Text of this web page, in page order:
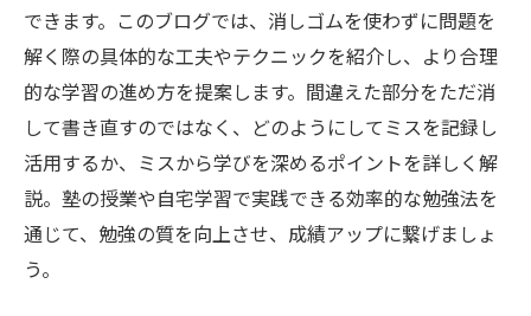
できます。このブログでは、消しゴムを使わずに問題を
解く際の具体的な工夫やテクニックを紹介し、より合理
的な学習の進め方を提案します。間違えた部分をただ消
して書き直すのではなく、どのようにしてミスを記録し
活用するか、ミスから学びを深めるポイントを詳しく解
説。塾の授業や自宅学習で実践できる効率的な勉強法を
通じて、勉強の質を向上させ、成績アップに繋げましょ
う。